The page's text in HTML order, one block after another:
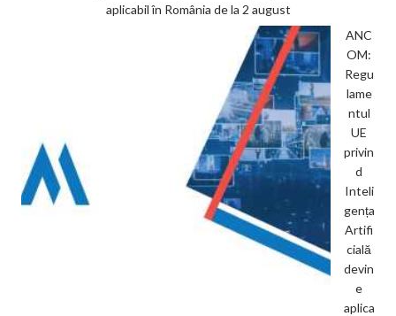
aplicabil în România de la 2 august
ANC
OM:
Regu
lame
ntul
UE
privin
d
Inteli
gența
Artifi
cială
devin
e
aplica